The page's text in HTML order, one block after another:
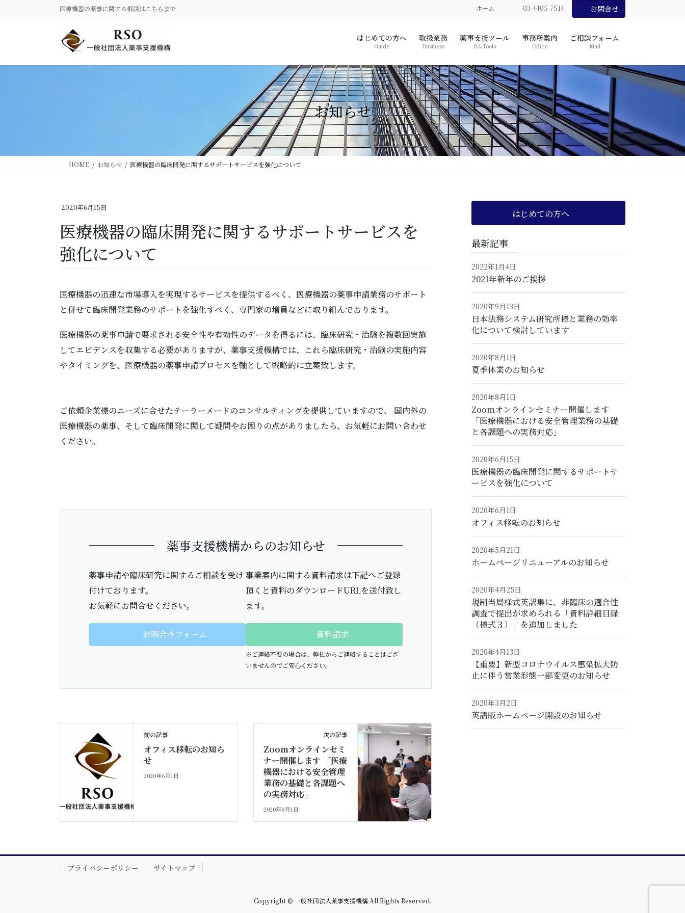
に
ョ
医療機器の薬事に関する相談はこちらまで ホーム 03-4405-7514 お問合せ
はじめての方へ
Guide
取扱業務
Business
薬事支援ツール
RA Tools
事務所案内
Office
ご相談フォーム
Mail
お知らせ
HOME お知らせ 医療機器の臨床開発に関するサポートサービスを強化について
2020年6月15日
医療機器の臨床開発に関するサポートサービスを
強化について
医療機器の迅速な市場導入を実現するサービスを提供するべく、医療機器の薬事申請業務のサポート
と併せて臨床開発業務のサポートを強化すべく、専門家の増員などに取り組んでおります。
医療機器の薬事申請で要求される安全性や有効性のデータを得るには、臨床研究・治験を複数回実施
してエビデンスを収集する必要がありますが、薬事支援機構では、これら臨床研究・治験の実施内容
やタイミングを、医療機器の薬事申請プロセスを軸として戦略的に立案致します。
ご依頼企業様のニーズに合せたテーラーメードのコンサルティングを提供していますので、 国内外の
医療機器の薬事、そして臨床開発に関して疑問やお困りの点がありましたら、お気軽にお問い合わせ
ください。
薬事支援機構からのお知らせ
薬事申請や臨床研究に関するご相談を受け
付けております。
お気軽にお問合せください。
お問合せフォーム
事業案内に関する資料請求は下記へご登録
頂くと資料のダウンロードURLを送付致し
ます。
資料請求
※ご連絡不要の場合は、弊社からご連絡することはござ
いませんのでご安心ください。
前の記事
オフィス移転のお知ら
せ
2020年6月1日
次の記事
Zoomオンラインセミ
ナー開催します 「医療
機器における安全管理
業務の基礎と各課題へ
の実務対応」
2020年8月1日
はじめての方へ
最新記事
2022年1月4日
2021年新年のご挨拶
2020年9月13日
日本法務システム研究所様と業務の効率
化について検討しています
2020年8月1日
夏季休業のお知らせ
2020年8月1日
Zoomオンラインセミナー開催します
「医療機器における安全管理業務の基礎
と各課題への実務対応」
2020年6月15日
医療機器の臨床開発に関するサポートサ
ービスを強化について
2020年6月1日
オフィス移転のお知らせ
2020年5月21日
ホームページリニューアルのお知らせ
2020年4月25日
規制当局様式英訳集に、非臨床の適合性
調査で提出が求められる「資料詳細目録
（様式３）」を追加しました
2020年4月13日
【重要】新型コロナウイルス感染拡大防
止に伴う営業形態一部変更のお知らせ
2020年3月2日
英語版ホームページ開設のお知らせ
プライバシーポリシー サイトマップ
Copyright © 一般社団法人薬事支援機構 All Rights Reserved.